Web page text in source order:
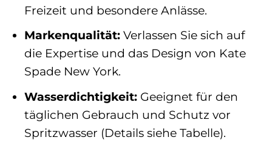
Freizeit und besondere Anlässe.
Markenqualität:Verlassen Sie sich auf
die Expertise und das Design von Kate
Spade New York.
Wasserdichtigkeit:Geeignet für den
täglichen Gebrauch und Schutz vor
Spritzwasser (Details siehe Tabelle).